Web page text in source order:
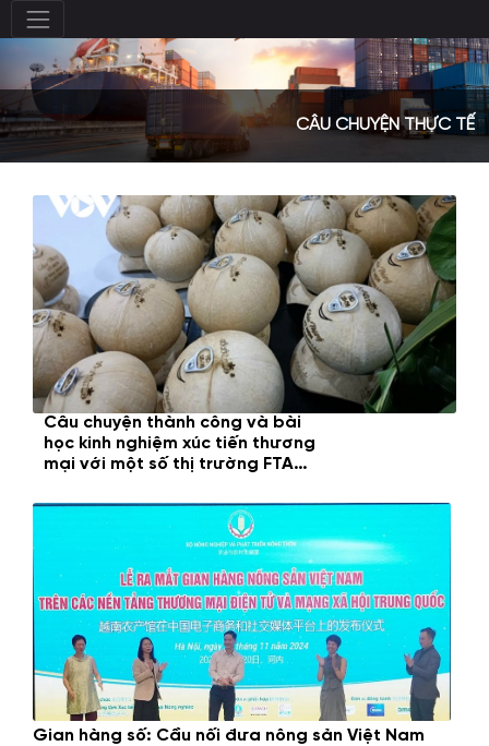
CÂU CHUYỆN THỰC TẾ
Câu chuyện thành công và bài
học kinh nghiệm xúc tiến thương
mại với một số thị trường FTA
28/11/2024
Gian hàng số: Cầu nối đưa nông sản Việt Nam